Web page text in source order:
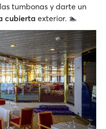
tumbonas y darte un
cubierta exterior. 🏊